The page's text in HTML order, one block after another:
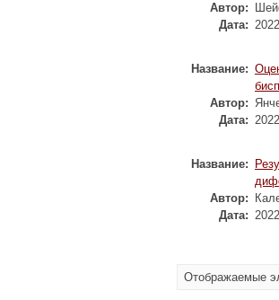
Автор:
Дата: 2022
Название:
Автор:
Дата: 2022
Название:
Автор:
Дата: 2022
Отображаемые